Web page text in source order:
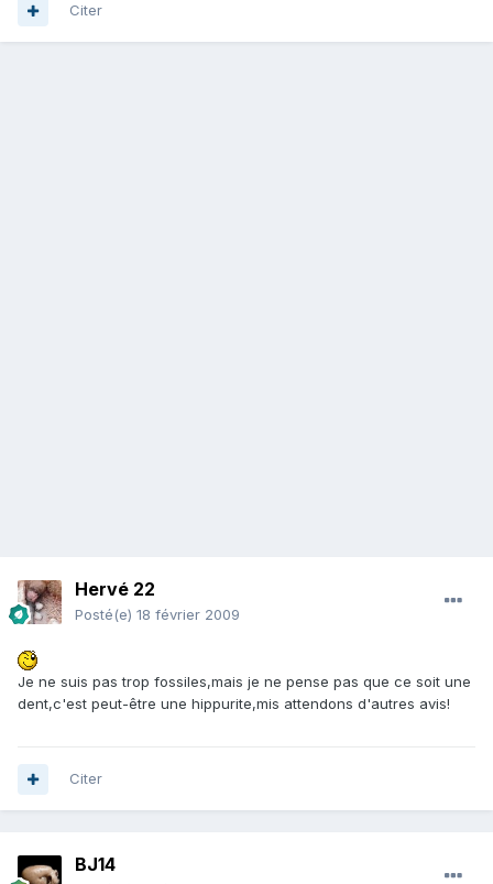
Citer
Hervé 22
Posté(e) 18 février 2009
Je ne suis pas trop fossiles,mais je ne pense pas que ce soit une
dent,c'est peut-être une hippurite,mis attendons d'autres avis!
Citer
BJ14